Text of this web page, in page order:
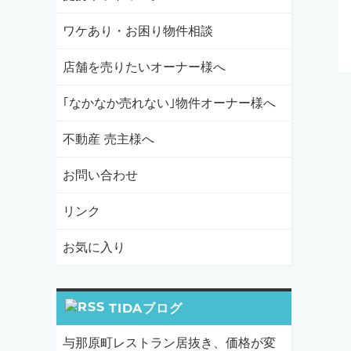
ワケあり・お困り物件相談
店舗を売りたいオーナー様へ
｢なかなか売れない｣物件オーナー様へ
不動産 売主様へ
お問い合わせ
リンク
お気に入り
TIDAブログ
与那原町レストラン居抜き、価格が変